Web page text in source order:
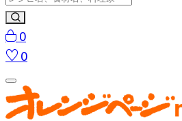
0
0